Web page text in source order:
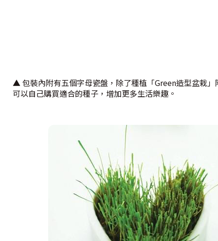
▲ 包裝內附有五個字母瓷盤，除了種植「Green造型盆栽」
可以自己購買適合的種子，增加更多生活樂趣。